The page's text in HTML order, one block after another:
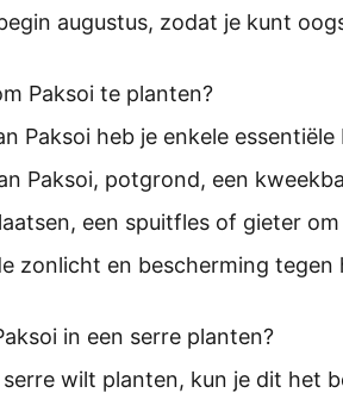
augustus, zodat je kunt
Paksoi te planten?
Paksoi heb je enkele
Paksoi, potgrond, een
een spuitfles of gieter
zonlicht en bescherming tegen
in een serre planten?
serre wilt planten, kun je dit het